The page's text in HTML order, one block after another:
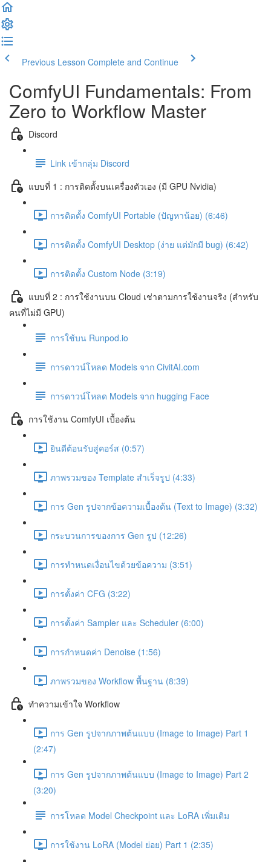
Previous Lesson Complete and Continue
ComfyUI Fundamentals: From
Zero to Workflow Master
Discord
Link เข้ากลุ่ม Discord
แบบที่ 1 : การติดตั้งบนเครื่องตัวเอง (มี GPU Nvidia)
การติดตั้ง ComfyUI Portable (ปัญหาน้อย) (6:46)
การติดตั้ง ComfyUI Desktop (ง่าย แต่มักมี bug) (6:42)
การติดตั้ง Custom Node (3:19)
แบบที่ 2 : การใช้งานบน Cloud เช่าตามการใช้งานจริง (สำหรับ
คนที่ไม่มี GPU)
การใช้บน Runpod.io
การดาวน์โหลด Models จาก CivitAI.com
การดาวน์โหลด Models จาก hugging Face
การใช้งาน ComfyUI เบื้องต้น
ยินดีต้อนรับสู่คอร์ส (0:57)
ภาพรวมของ Template สำเร็จรูป (4:33)
การ Gen รูปจากข้อความเบื้องต้น (Text to Image) (3:32)
กระบวนการของการ Gen รูป (12:26)
การทำหนดเงื่อนไขด้วยข้อความ (3:51)
การตั้งค่า CFG (3:22)
การตั้งค่า Sampler และ Scheduler (6:00)
การกำหนดค่า Denoise (1:56)
ภาพรวมของ Workflow พื้นฐาน (8:39)
ทำความเข้าใจ Workflow
การ Gen รูปจากภาพต้นแบบ (Image to Image) Part 1
(2:47)
การ Gen รูปจากภาพต้นแบบ (Image to Image) Part 2
(3:20)
การโหลด Model Checkpoint และ LoRA เพิ่มเติม
การใช้งาน LoRA (Model ย่อย) Part 1 (2:35)